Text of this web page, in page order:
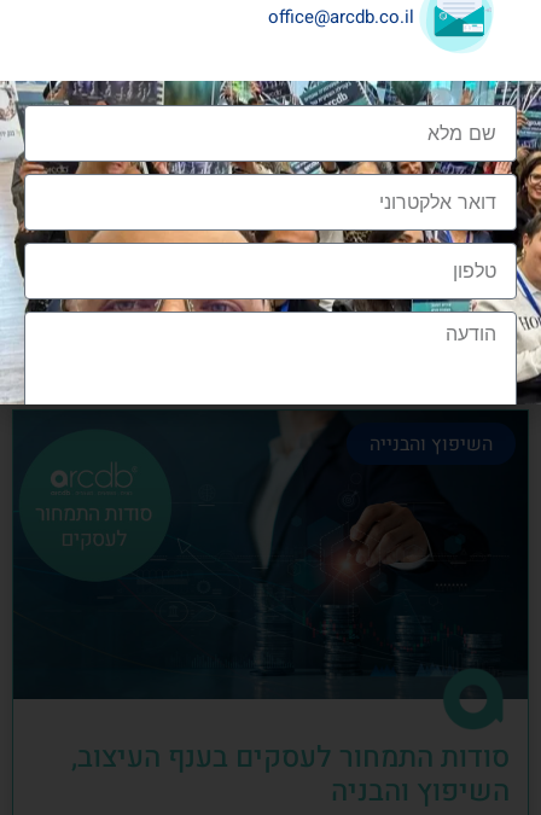
שיתופי פעולה בענף העיצוב והבניה
שיתופי פעולה בענף העיצוב והבניה הם מתכון הכרחי
להצלחה, לנו בארכדיבי יש את הניסיון והיכולת
אלעד גרגיר - מייסד ומנכ"ל arcdb
השיפוץ והבנייה
סודות התמחור לעסקים בענף העיצוב,
השיפוץ והבניה
office@arcdb.co.il
הצטרפות לקהילה